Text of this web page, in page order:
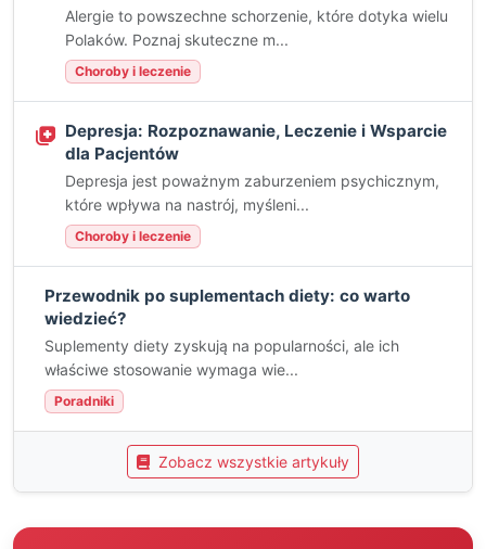
Alergie to powszechne schorzenie, które dotyka wielu
Polaków. Poznaj skuteczne m...
Choroby i leczenie
Depresja: Rozpoznawanie, Leczenie i Wsparcie
dla Pacjentów
Depresja jest poważnym zaburzeniem psychicznym,
które wpływa na nastrój, myśleni...
Choroby i leczenie
Przewodnik po suplementach diety: co warto
wiedzieć?
Suplementy diety zyskują na popularności, ale ich
właściwe stosowanie wymaga wie...
Poradniki
Zobacz wszystkie artykuły